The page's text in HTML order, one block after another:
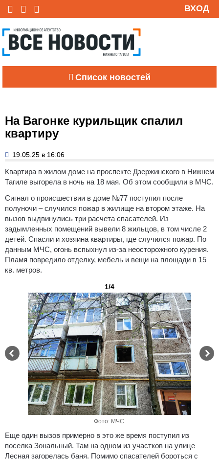
ВХОД
Список новостей
На Вагонке курильщик спалил
квартиру
19.05.25 в 16:06
Квартира в жилом доме на проспекте Дзержинского в Нижнем
Тагиле выгорела в ночь на 18 мая. Об этом сообщили в МЧС.
Сигнал о происшествии в доме №77 поступил после
полуночи – случился пожар в жилище на втором этаже. На
вызов выдвинулись три расчета спасателей. Из
задымленных помещений вывели 8 жильцов, в том числе 2
детей. Спасли и хозяина квартиры, где случился пожар. По
данным МЧС, огонь вспыхнул из-за неосторожного курения.
Пламя повредило отделку, мебель и вещи на площади в 15
кв. метров.
1/4
Фото: МЧС
Еще один вызов примерно в это же время поступил из
поселка Зональный. Там на одном из участков на улице
Лесная загорелась баня. Помимо спасателей бороться с